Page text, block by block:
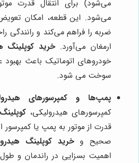
می‌شود) برای انتقال قدرت
می‌شود. این قطعه، امکان
ضربه را فراهم می‌کند و رانندگی
ارمغان می‌آورد.خرید کوپلینگ
خودروهای اتوماتیک باعث
سوخت می شود.
پمپ‌ها و کمپرسورهای
کمپرسورهای هیدرولیکی،
قدرت از موتور به پمپ یا
صحیح وخرید کوپلینگ
اهمیت بسزایی در راندمان و